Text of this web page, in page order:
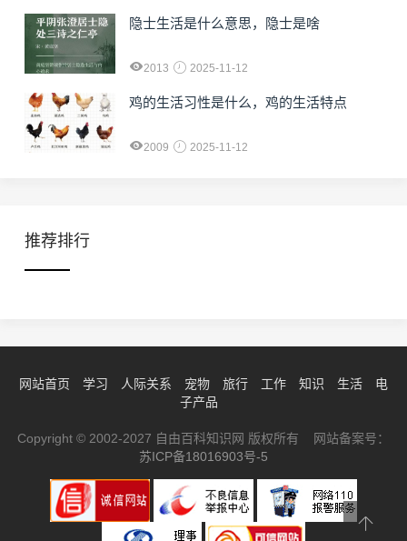
隐士生活是什么意思，隐士是啥
2013 2025-11-12
鸡的生活习性是什么，鸡的生活特点
2009 2025-11-12
推荐排行
网站首页 学习 人际关系 宠物 旅行 工作 知识 生活
电
子产品
Copyright © 2002-2027 自由百科知识网 版权所有 网站备案号：
苏ICP备18016903号-5